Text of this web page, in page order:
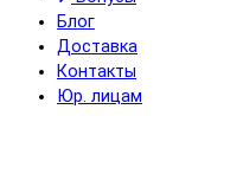
Блог
Доставка
Контакты
Юр. лицам